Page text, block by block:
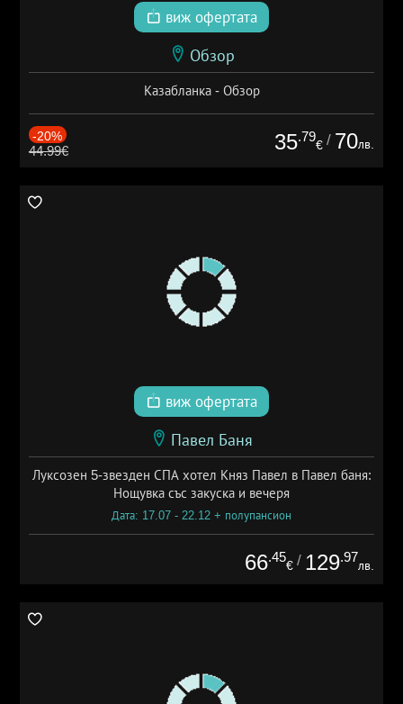
виж офертата
Обзор
Казабланка - Обзор
-20%
44.99€ 35.79
€ / 70лв.
виж офертата
Павел Баня
Луксозен 5-звезден СПА хотел Княз Павел в Павел баня:
Нощувка със закуска и вечеря
Дата: 17.07 - 22.12 + полупансион
66.45
€ / 129.97
лв.